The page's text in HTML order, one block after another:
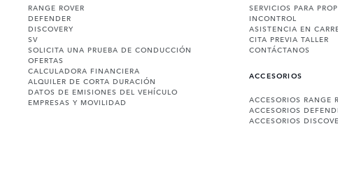
RANGE ROVER
DEFENDER
DISCOVERY
SV
SOLICITA UNA PRUEBA DE CONDUCCIÓN
OFERTAS
CALCULADORA FINANCIERA
ALQUILER DE CORTA DURACIÓN
DATOS DE EMISIONES DEL VEHÍCULO
EMPRESAS Y MOVILIDAD
SERVICIOS PARA
INCONTROL
ASISTENCIA EN
CITA PREVIA TALLER
CONTÁCTANOS
ACCESORIOS
ACCESORIOS RANGE
ACCESORIOS
ACCESORIOS